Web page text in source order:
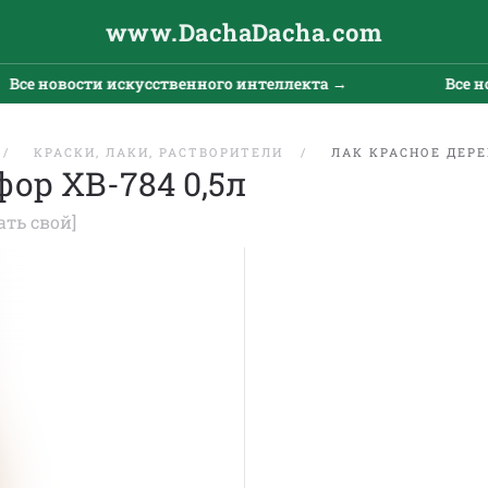
www.DachaDacha.com
новости искусственного интеллекта → Все
КРАСКИ, ЛАКИ, РАСТВОРИТЕЛИ ЛАК КРАСНОЕ
ХВ-784 0,5л
свой]